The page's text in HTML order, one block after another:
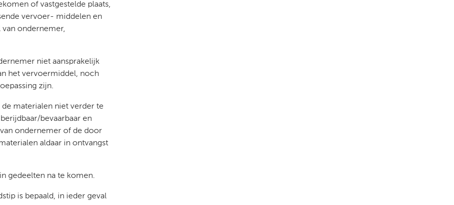
of vastgestelde plaats,
vervoer- middelen en
ondernemer,
niet aansprakelijk
het vervoermiddel, noch
zijn.
materialen niet verder te
bevaarbaar en
ondernemer of de door
aldaar in ontvangst
gedeelten na te komen.
is bepaald, in ieder geval